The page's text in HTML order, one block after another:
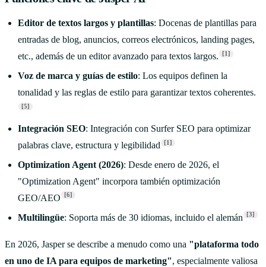
Editor de textos largos y plantillas: Docenas de plantillas para
entradas de blog, anuncios, correos electrónicos, landing pages,
etc., además de un editor avanzado para textos largos.
[1]
Voz de marca y guías de estilo: Los equipos definen la
tonalidad y las reglas de estilo para garantizar textos coherentes.
[5]
Integración SEO: Integración con Surfer SEO para optimizar
palabras clave, estructura y legibilidad
[1]
Optimization Agent (2026): Desde enero de 2026, el
"Optimization Agent" incorpora también optimización
GEO/AEO
[6]
Multilingüe: Soporta más de 30 idiomas, incluido el alemán [3]
En 2026, Jasper se describe a menudo como una "plataforma todo
en uno de IA para equipos de marketing", especialmente valiosa